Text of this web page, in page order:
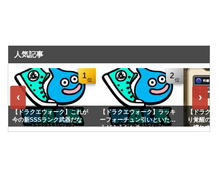
人気記事
‹
1
【ドラクエウォーク】これが
今の新SSSランク武器だな
2
【ドラクエウォーク】ラッキ
ーフォーチュン引いといたほ
うがええんか？
【ドラク
り覚醒の
っ壊れすぎ
›